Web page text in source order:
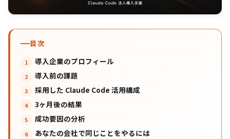
目次
導入企業のプロフィール
導入前の課題
採用した Claude Code 活用構成
3ヶ月後の結果
成功要因の分析
あなたの会社で同じことをやるには